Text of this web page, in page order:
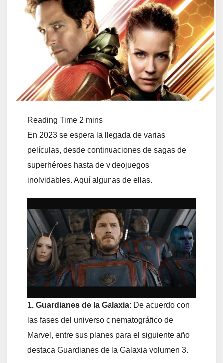
En 2023 se espera la llegada de varias
películas, desde continuaciones de sagas de
superhéroes hasta de videojuegos
inolvidables. Aquí algunas de ellas.
1. Guardianes de la Galaxia: De acuerdo con
las fases del universo cinematográfico de
Marvel, entre sus planes para el siguiente año
destaca Guardianes de la Galaxia volumen 3.